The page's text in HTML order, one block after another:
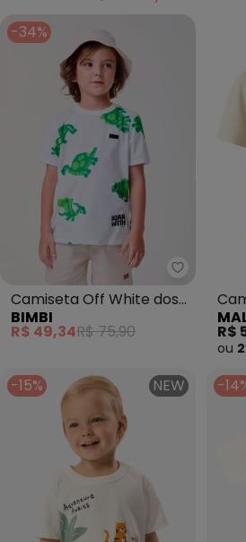
-34%
Bimbi -
Camiseta Off White dos
Dinos (Off White)
BIMBI
R$ 49,34R$ 75,90
da
R$
ou
-15% NEW -